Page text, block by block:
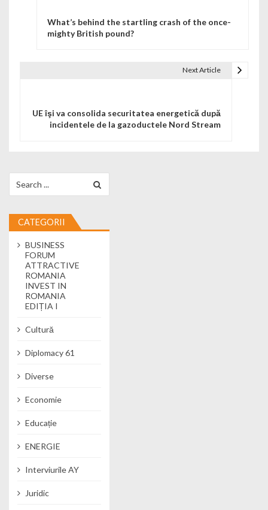
What’s behind the startling crash of the once-
mighty British pound?
Next Article
UE îşi va consolida securitatea energetică după
incidentele de la gazoductele Nord Stream
CATEGORII
BUSINESS
FORUM
ATTRACTIVE
ROMANIA
INVEST IN
ROMANIA
EDIȚIA I
Cultură
Diplomacy 61
Diverse
Economie
Educație
ENERGIE
Interviurile AY
Juridic